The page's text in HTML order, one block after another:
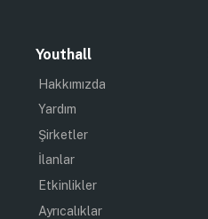
Youthall
Hakkımızda
Yardım
Şirketler
İlanlar
Etkinlikler
Ayrıcalıklar